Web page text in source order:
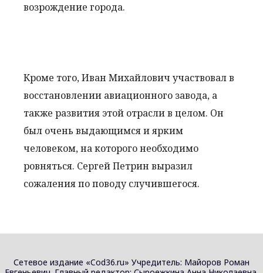
возрождение города.
Кроме того, Иван Михайлович участвовал в
восстановлении авиационного завода, а
также развития этой отрасли в целом. Он
был очень выдающимся и ярким
человеком, на которого необходимо
ровняться. Сергей Петрин выразил
сожаления по поводу случившегося.
Сетевое издание «Cod36.ru» Учредитель: Майоров Роман